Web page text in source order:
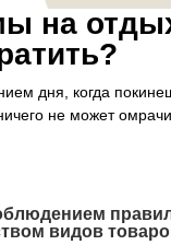
на
дня, когда
не может
видов